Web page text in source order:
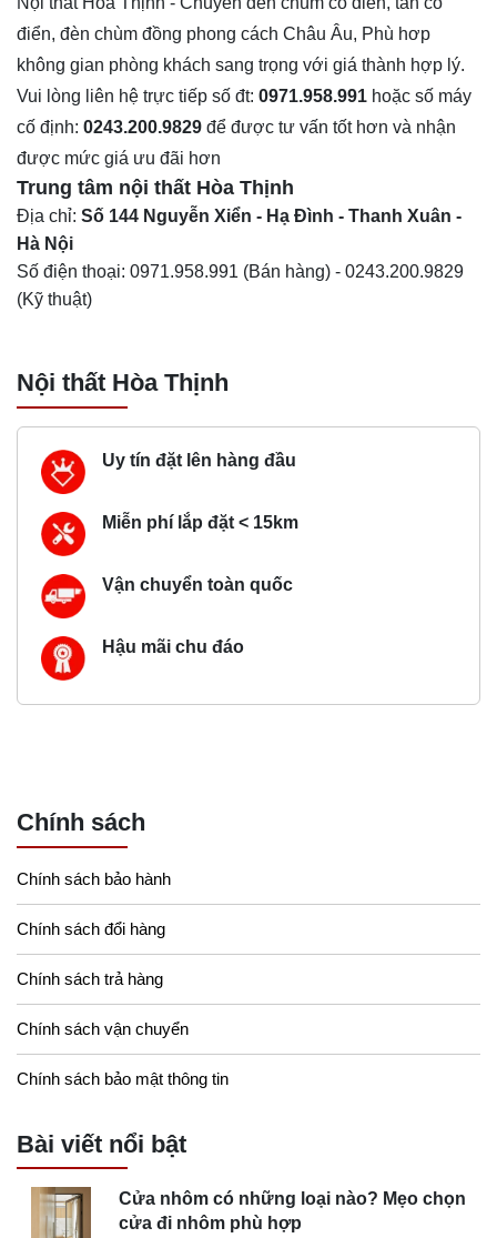
điển, đèn chùm đồng phong cách Châu Âu, Phù hơp
không gian phòng khách sang trọng với giá thành hợp lý.
Vui lòng liên hệ trực tiếp số đt: 0971.958.991 hoặc số máy
cố định: 0243.200.9829 để được tư vấn tốt hơn và nhận
được mức giá ưu đãi hơn
Trung tâm nội thất Hòa Thịnh
Địa chỉ: Số 144 Nguyễn Xiển - Hạ Đình - Thanh Xuân -
Hà Nội
Số điện thoại: 0971.958.991 (Bán hàng) - 0243.200.9829
(Kỹ thuật)
Nội thất Hòa Thịnh
Uy tín đặt lên hàng đầu
Miễn phí lắp đặt < 15km
Vận chuyển toàn quốc
Hậu mãi chu đáo
Chính sách
Chính sách bảo hành
Chính sách đổi hàng
Chính sách trả hàng
Chính sách vận chuyển
Chính sách bảo mật thông tin
Bài viết nổi bật
Cửa nhôm có những loại nào? Mẹo chọn
cửa đi nhôm phù hợp